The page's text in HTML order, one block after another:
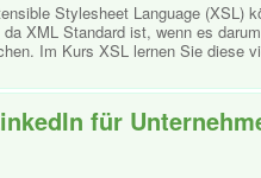
Stylesheet Language (XSL)
da XML Standard ist, wenn es
Im Kurs XSL lernen Sie diese
für